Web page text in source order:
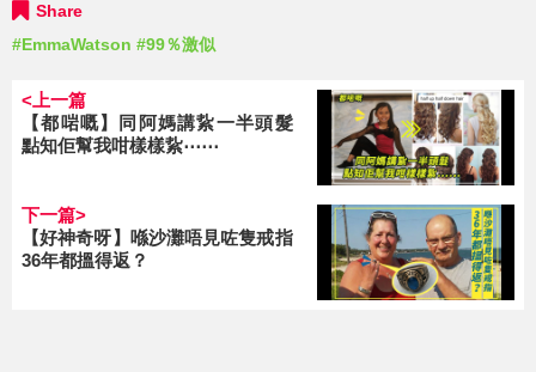
Share
#EmmaWatson #99％激似
<上一篇
【都啱嘅】同阿媽講紥一半頭髮
點知佢幫我咁樣樣紥⋯⋯
下一篇>
【好神奇呀】喺沙灘唔見咗隻戒指
36年都搵得返？